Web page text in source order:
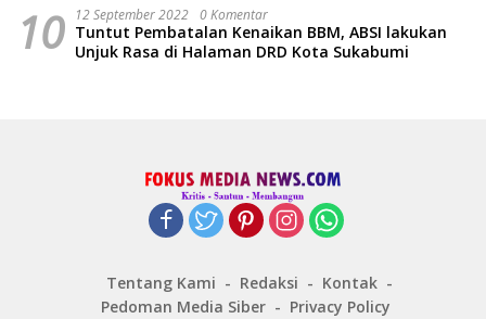
10 12 September 2022 0 Komentar
Tuntut Pembatalan Kenaikan BBM, ABSI lakukan
Unjuk Rasa di Halaman DRD Kota Sukabumi
Tentang Kami Redaksi
Kontak
Pedoman Media Siber
Privacy Policy